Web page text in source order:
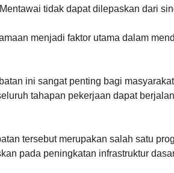
tidak dapat dilepaskan dari
menjadi faktor utama dalam
ini sangat penting bagi
tahapan pekerjaan dapat
tersebut merupakan salah satu
pada peningkatan infrastruktur